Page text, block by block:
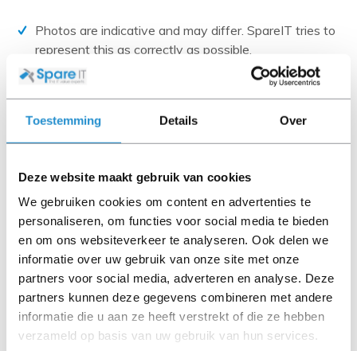
Toestemming Details Over
Deze website maakt gebruik van cookies
We gebruiken cookies om content en advertenties te
personaliseren, om functies voor social media te bieden
en om ons websiteverkeer te analyseren. Ook delen we
informatie over uw gebruik van onze site met onze
partners voor social media, adverteren en analyse. Deze
partners kunnen deze gegevens combineren met andere
informatie die u aan ze heeft verstrekt of die ze hebben
verzameld op basis van uw gebruik van hun services.
Photos are indicative and may differ. SpareIT tries to
represent this as correctly as possible.
Universal Databases and are often based on new
products.
tested by us and has an A-grade condition (unless
otherwise stated). Refurbished items do not include
cables, software media and manuals (unless otherwise
stated).
Please read the product description carefully and contact
us if you have any questions.